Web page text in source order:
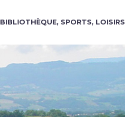
BIBLIOTHÈQUE, SPORTS, LOISIRS